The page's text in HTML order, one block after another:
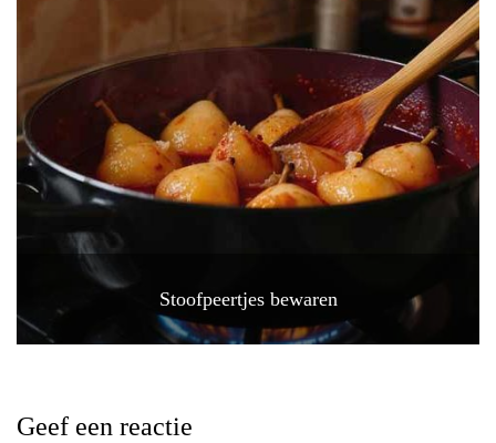
Stoofpeertjes bewaren
Geef een reactie